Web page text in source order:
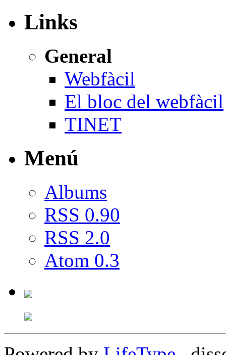
Links
General
Webfàcil
El bloc del webfàcil
TINET
Menú
Albums
RSS 0.90
RSS 2.0
Atom 0.3